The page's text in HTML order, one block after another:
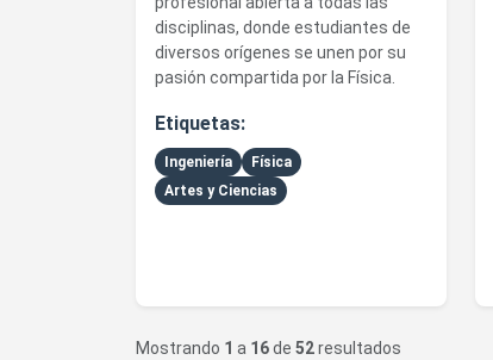
disciplinas, donde estudiantes de
diversos orígenes se unen por su
pasión compartida por la Física.
Etiquetas:
Ingeniería
Física
Artes y Ciencias
Mostrando 1 a 16de 52resultados